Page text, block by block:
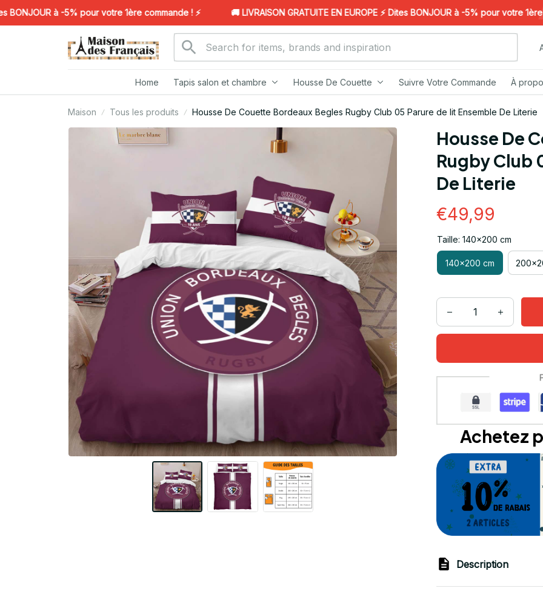
à -5% pour votre 1ère commande ! ⚡️ 🚚 LIVRAISON GRATUITE EN EUROPE ⚡️ Dites BONJOUR à -5% pour votre 1ère
Home Tapis salon et chambre Housse De Couette Suivre Votre Commande À
Maison Tous les produits Housse De Couette Bordeaux Begles Rugby Club 05 Parure de lit Ensemble De Literie
Housse De
Rugby Club
De Literie
€49,99
Taille: 140x200 cm
140x200 cm
Achetez
Description